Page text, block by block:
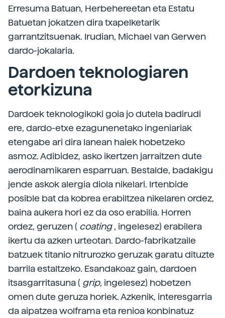
Erresuma Batuan, Herbehereetan eta Estatu
Batuetan jokatzen dira txapelketarik
garrantzitsuenak. Irudian, Michael van Gerwen
dardo-jokalaria.
Dardoen teknologiaren
etorkizuna
Dardoek teknologikoki goia jo dutela badirudi
ere, dardo-etxe ezagunenetako ingeniariak
etengabe ari dira lanean haiek hobetzeko
asmoz. Adibidez, asko ikertzen jarraitzen dute
aerodinamikaren esparruan. Bestalde, badakigu
jende askok alergia diola nikelari. Irtenbide
posible bat da kobrea erabiltzea nikelaren ordez,
baina aukera hori ez da oso erabilia. Horren
ordez, geruzen ( coating, ingelesez) erabilera
ikertu da azken urteotan. Dardo-fabrikatzaile
batzuek titanio nitrurozko geruzak garatu dituzte
barrila estaltzeko. Esandakoaz gain, dardoen
itsasgarritasuna ( grip, ingelesez) hobetzen
omen dute geruza horiek. Azkenik, interesgarria
da aipatzea wolframa eta renioa konbinatuz